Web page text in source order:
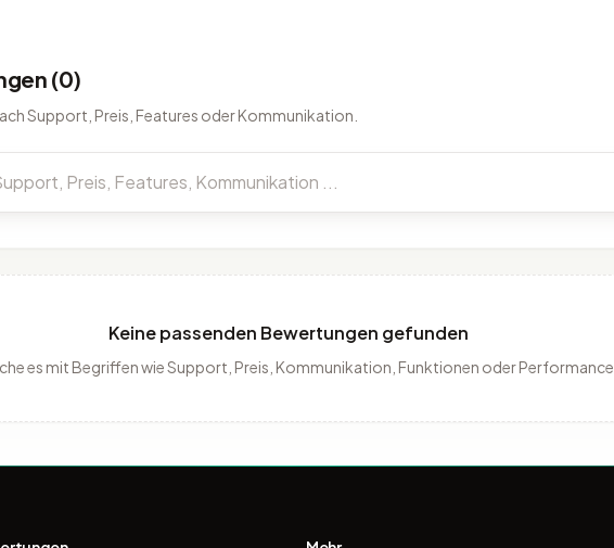
(0)
Support, Preis, Features oder Kommunikation.
Keine passenden Bewertungen gefunden
es mit Begriffen wie Support, Preis, Kommunikation, Funktionen oder Performance.